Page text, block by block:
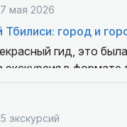
мая 2026
город и
гид, это
экскурсия в формате
связанную и
ответить. За
отмечали,
экскурсий